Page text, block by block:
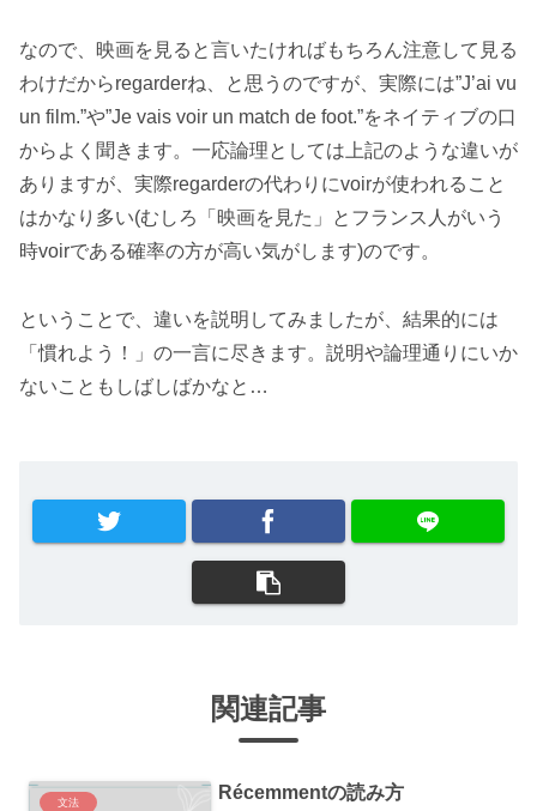
なので、映画を見ると言いたければもちろん注意して見る
わけだからregarderね、と思うのですが、実際には”J’ai vu
un film.”や”Je vais voir un match de foot.”をネイティブの口
からよく聞きます。一応論理としては上記のような違いが
ありますが、実際regarderの代わりにvoirが使われること
はかなり多い(むしろ「映画を見た」とフランス人がいう
時voirである確率の方が高い気がします)のです。
ということで、違いを説明してみましたが、結果的には
「慣れよう！」の一言に尽きます。説明や論理通りにいか
ないこともしばしばかなと…
関連記事
文法 Récemmentの読み方